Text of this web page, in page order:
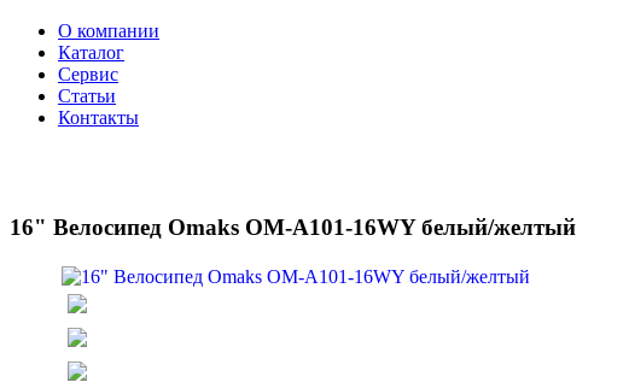
О компании
Каталог
Сервис
Статьи
Контакты
16" Велосипед Omaks OM-A101-16WY белый/желтый